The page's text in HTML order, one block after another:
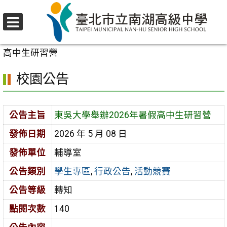
至
要
區
校園公告
高中生研習營
校園公告
公告主旨
東吳大學舉辦2026年暑假高中生研習營
發佈日期
2026 年 5 月 08 日
發佈單位
輔導室
公告類別
學生專區, 行政公告, 活動競賽
公告等級
轉知
點閱次數
140
選
單